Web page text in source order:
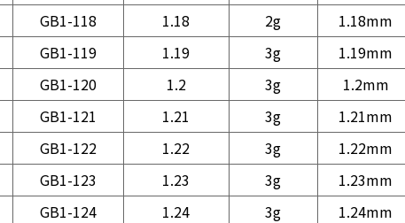
GB1-118 1.18 2g 1.18mm
GB1-119 1.19 3g 1.19mm
GB1-120 1.2 3g 1.2mm
GB1-121 1.21 3g 1.21mm
GB1-122 1.22 3g 1.22mm
GB1-123 1.23 3g 1.23mm
GB1-124 1.24 3g 1.24mm